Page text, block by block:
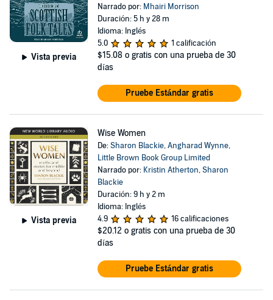
Vista previa
Narrado por: Mhairi Morrison
Duración: 5 h y 28 m
Idioma: Inglés
5.0
1 calificación
$15.08 o gratis con una prueba de 30
días
Pruebe Estándar gratis
Vista previa
Wise Women
De:Sharon Blackie,Angharad Wynne,
Little Brown Book Group Limited
Narrado por: Kristin Atherton,Sharon
Blackie
Duración: 9 h y 2 m
Idioma: Inglés
4.9
16 calificaciones
$20.12 o gratis con una prueba de 30
días
Pruebe Estándar gratis